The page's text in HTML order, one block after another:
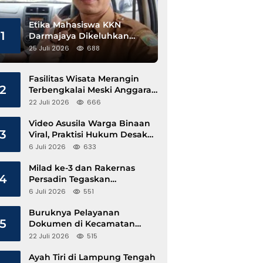
1
Etika Mahasiswa KKN
Darmajaya Dikeluhkan
Kepala Pekon Sinar Jawa
25 Juli 2026 688
2
Fasilitas Wisata Merangin
Terbengkalai Meski Anggaran
Perawatan Terus Mengalir
22 Juli 2026 666
3
Video Asusila Warga Binaan
Viral, Praktisi Hukum Desak
Evaluasi Lapas Tanjung Raja
6 Juli 2026 633
Milad ke-3 dan Rakernas
Persadin Tegaskan
Komitmen Transformasi
Digital
6 Juli 2026 551
5
Buruknya Pelayanan
Dokumen di Kecamatan
Pangkalan Susu, Kinerja
22 Juli 2026 515
Ayah Tiri di Lampung Tengah